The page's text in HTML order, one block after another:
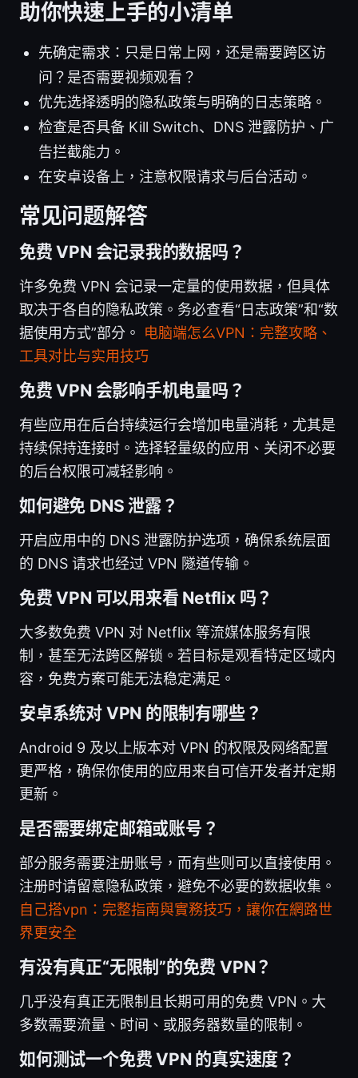
助你快速上手的小清单
先确定需求：只是日常上网，还是需要跨区访
问？是否需要视频观看？
优先选择透明的隐私政策与明确的日志策略。
检查是否具备 Kill Switch、DNS 泄露防护、广
告拦截能力。
在安卓设备上，注意权限请求与后台活动。
常见问题解答
免费 VPN 会记录我的数据吗？
许多免费 VPN 会记录一定量的使用数据，但具体
取决于各自的隐私政策。务必查看“日志政策”和“数
据使用方式”部分。 电脑端怎么VPN：完整攻略、
工具对比与实用技巧
免费 VPN 会影响手机电量吗？
有些应用在后台持续运行会增加电量消耗，尤其是
持续保持连接时。选择轻量级的应用、关闭不必要
的后台权限可减轻影响。
如何避免 DNS 泄露？
开启应用中的 DNS 泄露防护选项，确保系统层面
的 DNS 请求也经过 VPN 隧道传输。
免费 VPN 可以用来看 Netflix 吗？
大多数免费 VPN 对 Netflix 等流媒体服务有限
制，甚至无法跨区解锁。若目标是观看特定区域内
容，免费方案可能无法稳定满足。
安卓系统对 VPN 的限制有哪些？
Android 9 及以上版本对 VPN 的权限及网络配置
更严格，确保你使用的应用来自可信开发者并定期
更新。
是否需要绑定邮箱或账号？
部分服务需要注册账号，而有些则可以直接使用。
注册时请留意隐私政策，避免不必要的数据收集。
自己搭vpn：完整指南與實務技巧，讓你在網路世
界更安全
有没有真正“无限制”的免费 VPN？
几乎没有真正无限制且长期可用的免费 VPN。大
多数需要流量、时间、或服务器数量的限制。
如何测试一个免费 VPN 的真实速度？